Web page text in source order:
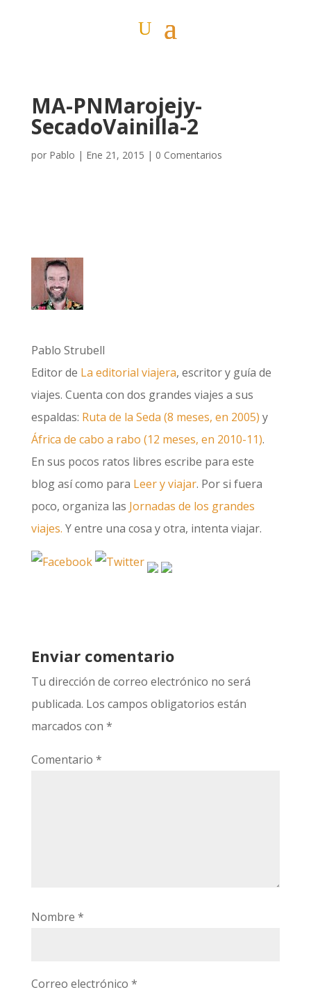
MA-PNMarojejy-
SecadoVainilla-2
por Pablo | Ene 21, 2015 | 0 Comentarios
Pablo Strubell
Editor de La editorial viajera, escritor y guía de
viajes. Cuenta con dos grandes viajes a sus
espaldas: Ruta de la Seda (8 meses, en 2005) y
África de cabo a rabo (12 meses, en 2010-11).
En sus pocos ratos libres escribe para este
blog así como para Leer y viajar. Por si fuera
poco, organiza las Jornadas de los grandes
viajes. Y entre una cosa y otra, intenta viajar.
Enviar comentario
Tu dirección de correo electrónico no será
publicada. Los campos obligatorios están
marcados con *
Comentario *
Nombre *
Correo electrónico *